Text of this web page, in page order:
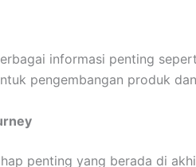
informasi penting
pengembangan produk
penting yang berada di